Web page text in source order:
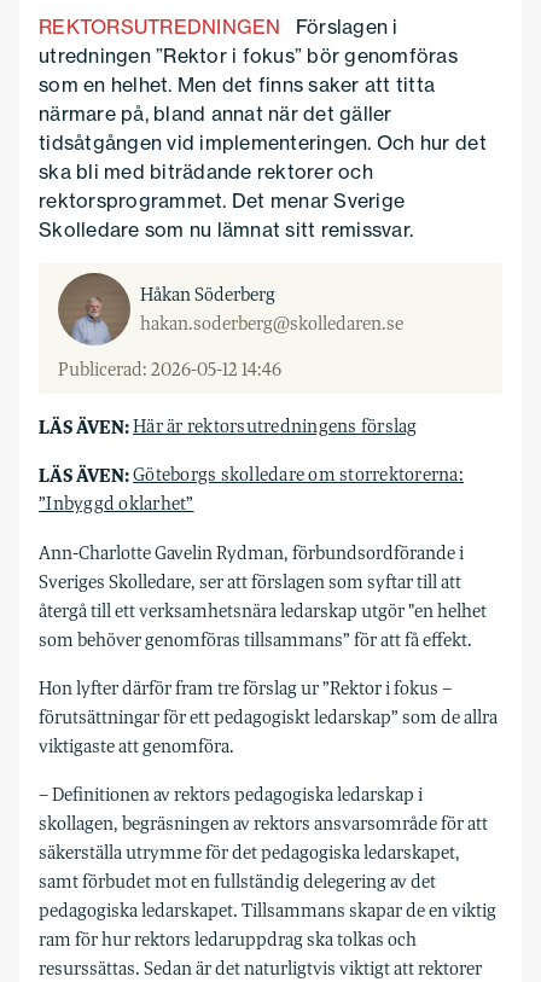
REKTORSUTREDNINGEN
Förslagen i
utredningen ”Rektor i fokus” bör genomföras
som en helhet. Men det finns saker att titta
närmare på, bland annat när det gäller
tidsåtgången vid implementeringen. Och hur det
ska bli med biträdande rektorer och
rektorsprogrammet. Det menar Sverige
Skolledare som nu lämnat sitt remissvar.
Håkan Söderberg
hakan.soderberg@skolledaren.se
Publicerad: 2026-05-12 14:46
LÄS ÄVEN:Här är rektorsutredningens förslag
LÄS ÄVEN:Göteborgs skolledare om storrektorerna:
”Inbyggd oklarhet”
Ann-Charlotte Gavelin Rydman, förbundsordförande i
Sveriges Skolledare, ser att förslagen som syftar till att
återgå till ett verksamhetsnära ledarskap utgör "en helhet
som behöver genomföras tillsammans” för att få effekt.
Hon lyfter därför fram tre förslag ur ”Rektor i fokus –
förutsättningar för ett pedagogiskt ledarskap” som de allra
viktigaste att genomföra.
– Definitionen av rektors pedagogiska ledarskap i
skollagen, begräsningen av rektors ansvarsområde för att
säkerställa utrymme för det pedagogiska ledarskapet,
samt förbudet mot en fullständig delegering av det
pedagogiska ledarskapet. Tillsammans skapar de en viktig
ram för hur rektors ledaruppdrag ska tolkas och
resurssättas. Sedan är det naturligtvis viktigt att rektorer